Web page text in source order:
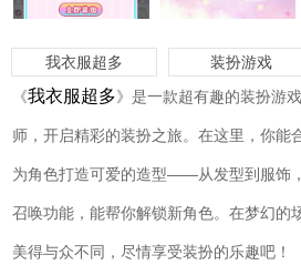
我衣服超多 装扮游戏
《我衣服超多》是一款超有趣的装扮游
师，开启精彩的装扮之旅。在这里，你能
为角色打造可爱的造型——从发型到服饰
召唤功能，能帮你解锁新角色。在梦幻的
美得与众不同，尽情享受装扮的乐趣吧！